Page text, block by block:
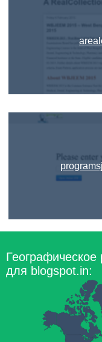
для blogspot.in: